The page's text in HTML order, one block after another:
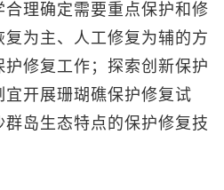
理确定需要重点保护和修
为主、人工修复为辅的方
修复工作；探索创新保护
开展珊瑚礁保护修复试
岛生态特点的保护修复技